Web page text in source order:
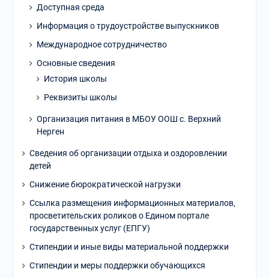
Доступная среда
Информация о трудоустройстве выпускников
Международное сотрудничество
Основные сведения
История школы
Реквизиты школы
Организация питания в МБОУ ООШ с. Верхний
Нерген
Сведения об организации отдыха и оздоровлении
детей
Снижение бюрократической нагрузки
Ссылка размещения информационных материалов,
просветительских роликов о Едином портале
государственных услуг (ЕПГУ)
Стипендии и иные виды материальной поддержки
Стипендии и меры поддержки обучающихся